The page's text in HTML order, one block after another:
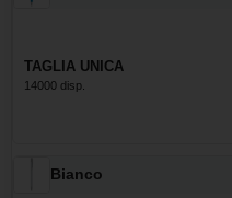
TAGLIA UNICA
14000 disp.
Bianco